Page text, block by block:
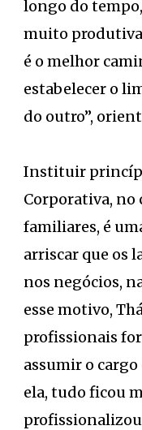
longo do
muito
é o melhor
estabelecer o
do outro”,
Instituir
Corporativa, no
familiares, é
arriscar que os
nos negócios,
esse motivo,
profissionais
assumir o
ela, tudo ficou
profissionalizou